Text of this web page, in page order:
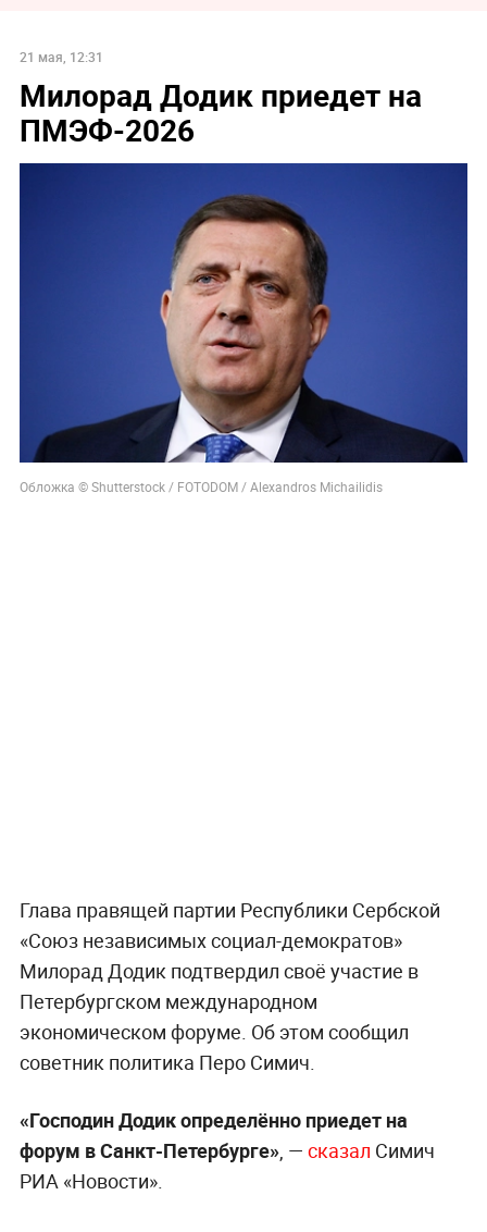
21 мая, 12:31
Милорад Додик приедет на
ПМЭФ-2026
Обложка © Shutterstock / FOTODOM / Alexandros Michailidis
Глава правящей партии Республики Сербской
«Союз независимых социал-демократов»
Милорад Додик подтвердил своё участие в
Петербургском международном
экономическом форуме. Об этом сообщил
советник политика Перо Симич.
«Господин Додик определённо приедет на
форум в Санкт-Петербурге», — сказал Симич
РИА «Новости».